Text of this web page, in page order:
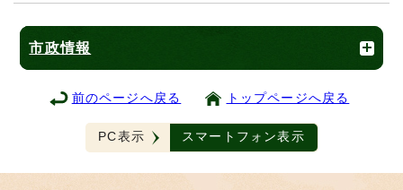
市政情報
前のページへ戻る トップページへ戻る
PC表示 スマートフォン表示